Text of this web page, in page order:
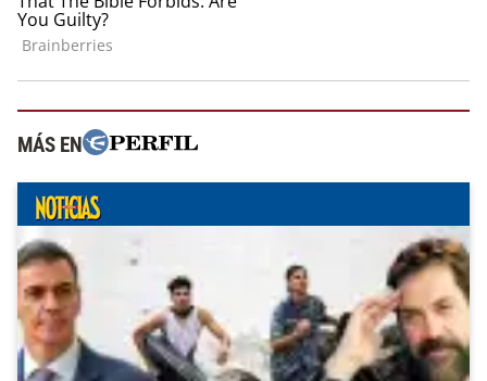
MÁS EN